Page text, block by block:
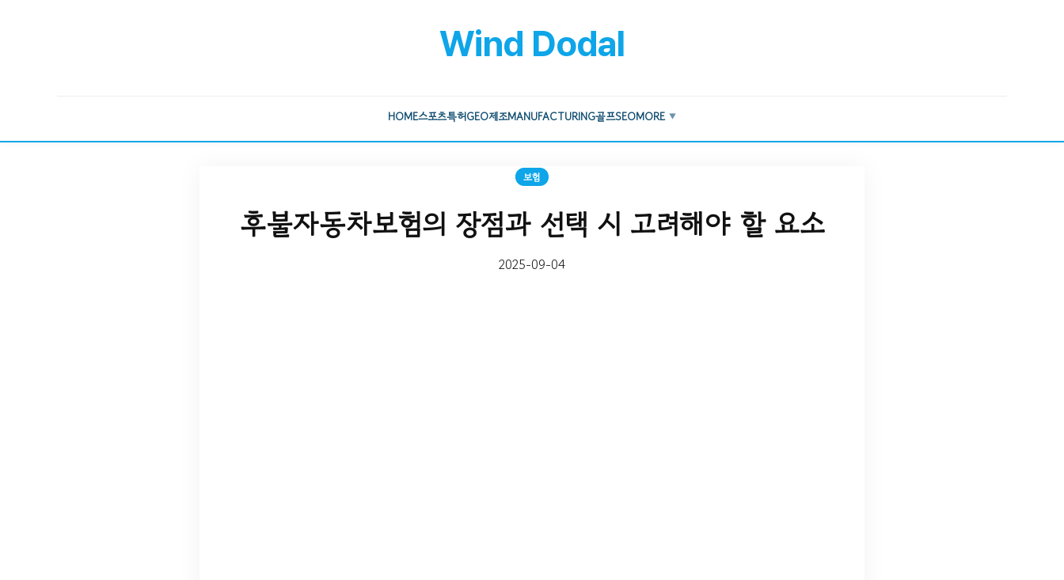
Wind Dodal
HOME스포츠특허GEO제조MANUFACTURING골프SEOMORE ▼
보험
후불자동차보험의 장점과 선택 시 고려해야 할 요소
2025-09-04